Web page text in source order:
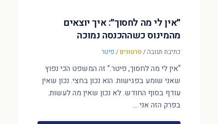
״אין לי מה לחסוך״: איך יוצאים
מהמינוס כשההכנסה נמוכה
כתיבת תגובה/סרטונים / פיטר
“אין לי מה לחסוך, פיטר.” זה המשפט הכי נפוץ
שאני שומע בפגישות. הוא נכון בחצי. נכון שאין
עודף בסוף החודש. לא נכון שאין מה לעשות.
בפרק הזה אני …